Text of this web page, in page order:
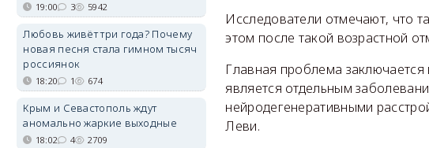
Исследователи отмечают, что
этом после такой возрастной
Главная проблема
является отдельным
нейродегенеративными
Леви.
19:00 3 5942
Любовь живёт три года? Почему
новая песня стала гимном тысяч
россиянок
18:20 1 674
Крым и Севастополь ждут
аномально жаркие выходные
18:02 4 2709